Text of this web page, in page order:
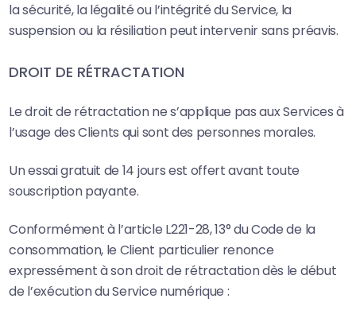
la sécurité, la légalité ou l’intégrité du Service, la
suspension ou la résiliation peut intervenir sans préavis.
DROIT DE RÉTRACTATION
Le droit de rétractation ne s’applique pas aux Services à
l’usage des Clients qui sont des personnes morales.
Un essai gratuit de 14 jours est offert avant toute
souscription payante.
Conformément à l’article L221-28, 13° du Code de la
consommation, le Client particulier renonce
expressément à son droit de rétractation dès le début
de l’exécution du Service numérique :